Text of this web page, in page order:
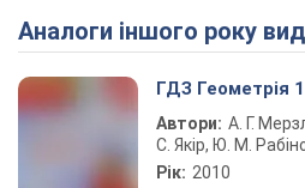
Аналоги іншого року
ГДЗ Геометрія
Автори: А. Г.
С. Якір, Ю. М.
Рік: 2010